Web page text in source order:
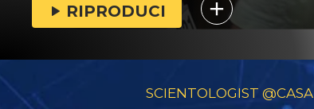
RIPRODUCI
SCIENTOLOGIST @CASA